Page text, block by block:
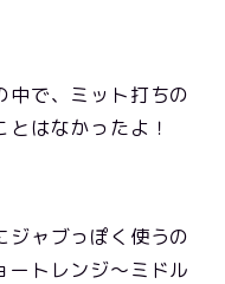
中で、ミット打ちの
はなかったよ！
ジャブっぽく使うの
ートレンジ～ミドル